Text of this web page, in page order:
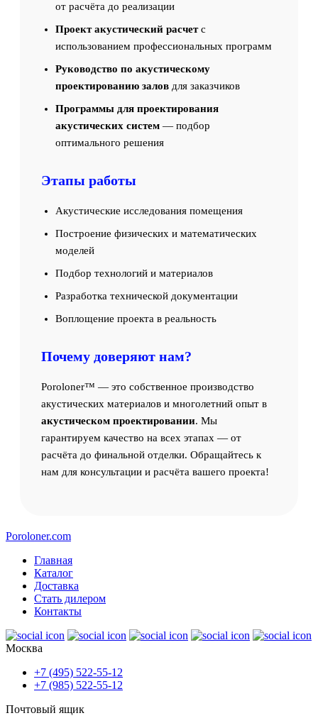
от расчёта до реализации
Проект акустический расчетс
использованием профессиональных программ
Руководство по акустическому
проектированию залов для заказчиков
Программы для проектирования
акустических систем — подбор
оптимального решения
Этапы работы
Акустические исследования помещения
Построение физических и математических
моделей
Подбор технологий и материалов
Разработка технической документации
Воплощение проекта в реальность
Почему доверяют нам?
Poroloner™ — это собственное производство
акустических материалов и многолетний опыт в
акустическом проектировании. Мы
гарантируем качество на всех этапах — от
расчёта до финальной отделки. Обращайтесь к
нам для консультации и расчёта вашего проекта!
Poroloner.com
Главная
Каталог
Доставка
Стать дилером
Контакты
Москва
+7 (495) 522-55-12
+7 (985) 522-55-12
Почтовый ящик